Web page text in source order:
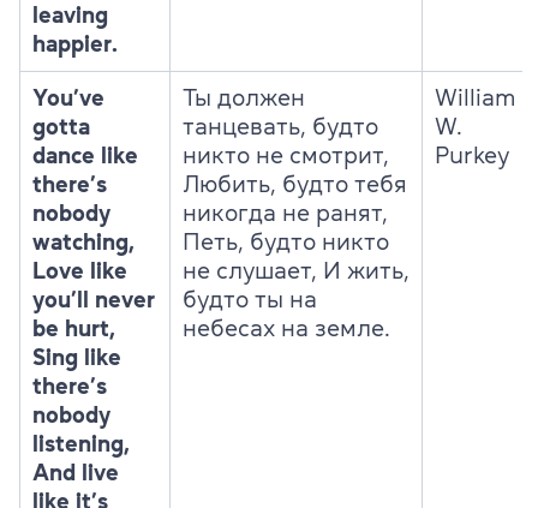
leaving
happier.
You’ve
gotta
dance like
there’s
nobody
watching,
Love like
you’ll never
be hurt,
Sing like
there’s
nobody
listening,
And live
like it’s
Ты должен
танцевать, будто
никто не смотрит,
Любить, будто тебя
никогда не ранят,
Петь, будто никто
не слушает, И жить,
будто ты на
небесах на земле.
William
W.
Purkey